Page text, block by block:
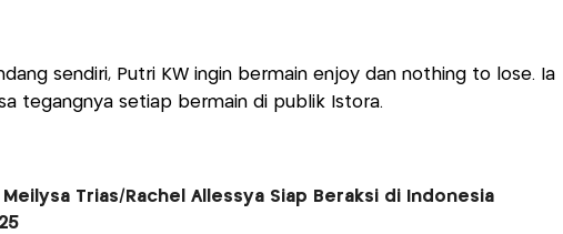
sendiri, Putri KW ingin bermain enjoy dan nothing to lose. Ia
tegangnya setiap bermain di publik Istora.
Meilysa Trias/Rachel Allessya Siap Beraksi di Indonesia